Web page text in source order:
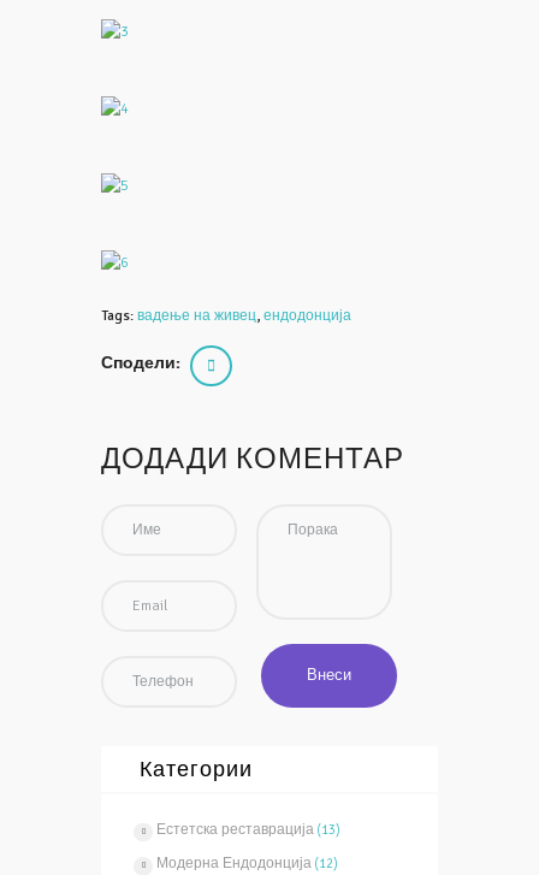
Tags: вадење на живец, ендодонција
Сподели:
ДОДАДИ КОМЕНТАР
Категории
Естетска реставрација(13)
Модерна Ендодонција(12)